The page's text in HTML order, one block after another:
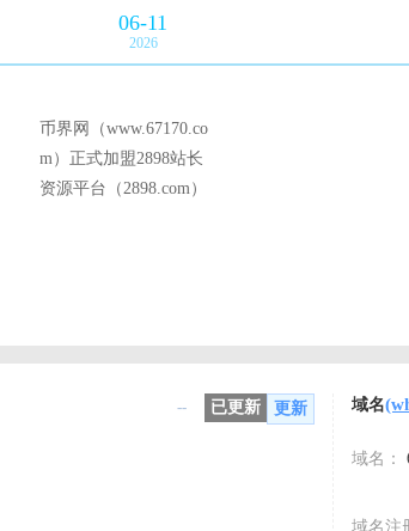
06-11
2026
币界网（www.67170.co
m）正式加盟2898站长
资源平台（2898.com）
更新
已更新
-- 域名
域名：
域名注